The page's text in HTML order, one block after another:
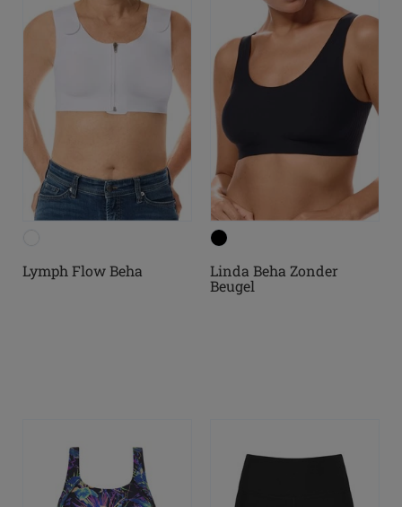
Lymph Flow Beha
Linda Beha Zonder
Beugel